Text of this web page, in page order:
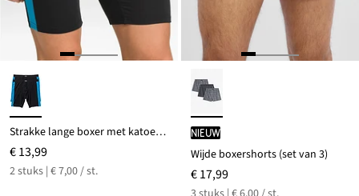
Strakke lange boxer met katoen (set van 2)
€ 13,99
2 stuks | € 7,00 / st.
Nieuw
Wijde boxershorts (set van 3)
€ 17,99